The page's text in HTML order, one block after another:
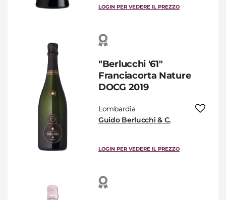
LOGIN PER VEDERE IL PREZZO
"Berlucchi '61"
Franciacorta Nature
DOCG 2019
Lombardia
Guido Berlucchi & C.
LOGIN PER VEDERE IL PREZZO